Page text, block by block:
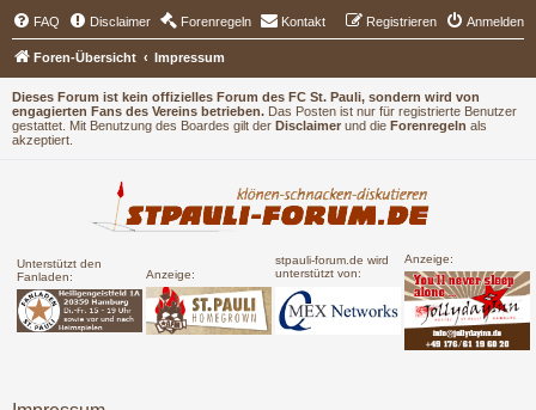
Dieses Forum ist kein offizielles Forum des FC St. Pauli, sondern wird von
engagierten Fans des Vereins betrieben. Das Posten ist nur für registrierte Benutzer
gestattet. Mit Benutzung des Boardes gilt der Disclaimer und die Forenregeln als
akzeptiert.
Unterstützt den
Fanladen:
Anzeige:
stpauli-forum.de wird
unterstützt von:
Anzeige:
FAQ Disclaimer Forenregeln Kontakt Anmelden
Registrieren
Foren-Übersicht Impressum